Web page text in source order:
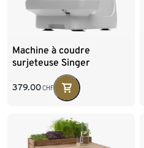
Machine à coudre
surjeteuse Singer
379.00CHF